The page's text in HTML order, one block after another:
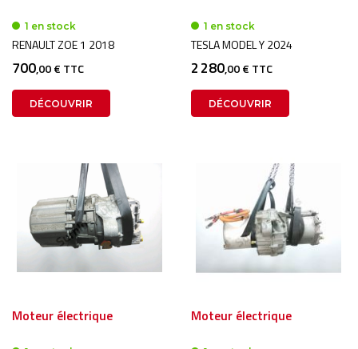
1 en stock
RENAULT ZOE 1 2018
700,00 € TTC
DÉCOUVRIR
1 en stock
TESLA MODEL Y 2024
2 280,00 € TTC
DÉCOUVRIR
Moteur électrique Moteur électrique